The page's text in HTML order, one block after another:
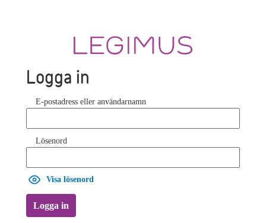
Logga in
E-postadress eller användarnamn
Lösenord
Visa lösenord
Logga in